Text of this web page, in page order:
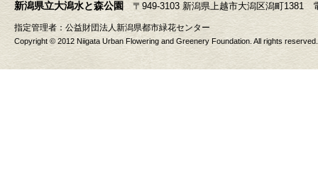
新潟県立大潟水と森公園〒949-3103 新潟県上越市大潟区潟町1381
指定管理者： 公益財団法人新潟県都市緑花センター
Copyright © 2012 Niigata Urban Flowering and Greenery Foundation. All rights reserved.